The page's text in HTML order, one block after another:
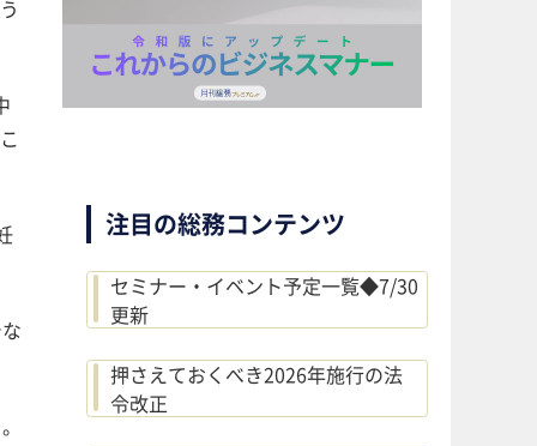
注目の総務コンテンツ
セミナー・イベント予定一覧◆7/30
更新
押さえておくべき2026年施行の法
令改正